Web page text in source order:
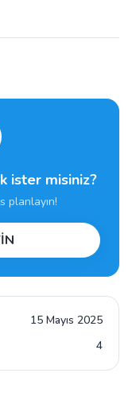
ister misiniz?
planlayın!
15 Mayıs 2025
4